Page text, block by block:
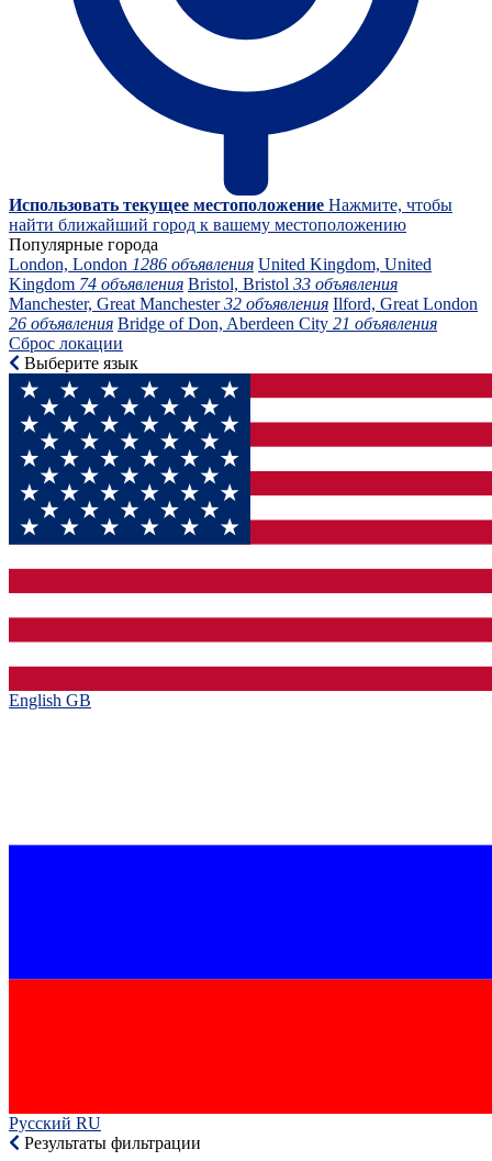
Использовать текущее местоположение Нажмите, чтобы
найти ближайший город к вашему местоположению
Популярные города
London, London 1286 объявления United Kingdom, United
Kingdom 74 объявления Bristol, Bristol 33 объявления
Manchester, Great Manchester32 объявления Ilford, Great London
26 объявления Bridge of Don, Aberdeen City 21 объявления
Сброс локации
Выберите язык
English GB‎
Русский RU‎
Результаты фильтрации